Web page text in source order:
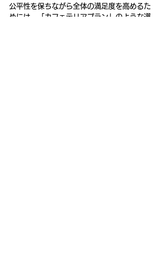
公平性を保ちながら全体の満足度を高めるた
めには、「カフェテリアプラン」のような選